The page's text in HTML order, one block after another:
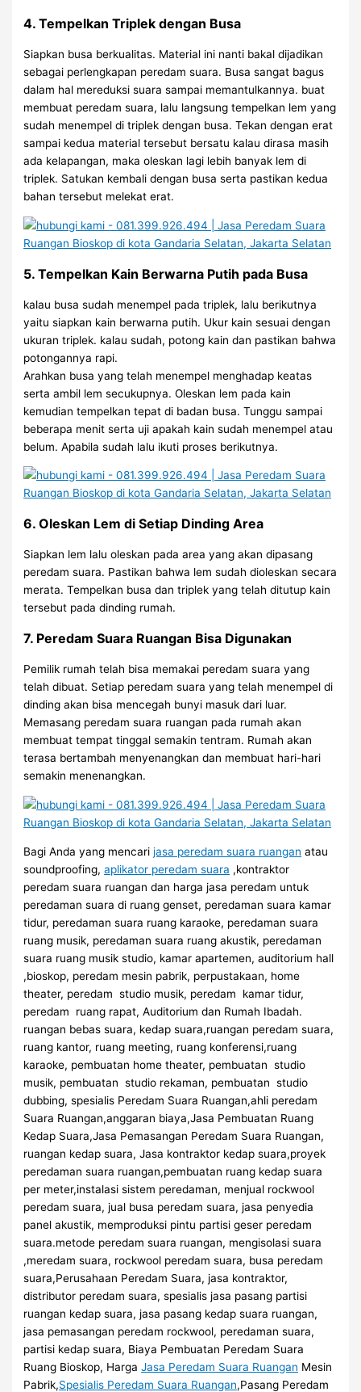
4. Tempelkan Triplek dengan Busa
Siapkan busa berkualitas. Material ini nanti bakal dijadikan
sebagai perlengkapan peredam suara. Busa sangat bagus
dalam hal mereduksi suara sampai memantulkannya. buat
membuat peredam suara, lalu langsung tempelkan lem yang
sudah menempel di triplek dengan busa. Tekan dengan erat
sampai kedua material tersebut bersatu kalau dirasa masih
ada kelapangan, maka oleskan lagi lebih banyak lem di
triplek. Satukan kembali dengan busa serta pastikan kedua
bahan tersebut melekat erat.
5. Tempelkan Kain Berwarna Putih pada Busa
kalau busa sudah menempel pada triplek, lalu berikutnya
yaitu siapkan kain berwarna putih. Ukur kain sesuai dengan
ukuran triplek. kalau sudah, potong kain dan pastikan bahwa
potongannya rapi.
Arahkan busa yang telah menempel menghadap keatas
serta ambil lem secukupnya. Oleskan lem pada kain
kemudian tempelkan tepat di badan busa. Tunggu sampai
beberapa menit serta uji apakah kain sudah menempel atau
belum. Apabila sudah lalu ikuti proses berikutnya.
6. Oleskan Lem di Setiap Dinding Area
Siapkan lem lalu oleskan pada area yang akan dipasang
peredam suara. Pastikan bahwa lem sudah dioleskan secara
merata. Tempelkan busa dan triplek yang telah ditutup kain
tersebut pada dinding rumah.
7. Peredam Suara Ruangan Bisa Digunakan
Pemilik rumah telah bisa memakai peredam suara yang
telah dibuat. Setiap peredam suara yang telah menempel di
dinding akan bisa mencegah bunyi masuk dari luar.
Memasang peredam suara ruangan pada rumah akan
membuat tempat tinggal semakin tentram. Rumah akan
terasa bertambah menyenangkan dan membuat hari-hari
semakin menenangkan.
Bagi Anda yang mencarijasa peredam suara ruangan atau
soundproofing,aplikator peredam suara ,kontraktor
peredam suara ruangan dan harga jasa peredam untuk
peredaman suara di ruang genset, peredaman suara kamar
tidur, peredaman suara ruang karaoke, peredaman suara
ruang musik, peredaman suara ruang akustik, peredaman
suara ruang musik studio, kamar apartemen, auditorium hall
,bioskop, peredam mesin pabrik, perpustakaan, home
theater, peredam studio musik, peredam kamar tidur,
peredam ruang rapat, Auditorium dan Rumah Ibadah.
ruangan bebas suara, kedap suara,ruangan peredam suara,
ruang kantor, ruang meeting, ruang konferensi,ruang
karaoke, pembuatan home theater, pembuatan studio
musik, pembuatan studio rekaman, pembuatan studio
dubbing, spesialis Peredam Suara Ruangan,ahli peredam
Suara Ruangan,anggaran biaya,Jasa Pembuatan Ruang
Kedap Suara,Jasa Pemasangan Peredam Suara Ruangan,
ruangan kedap suara, Jasa kontraktor kedap suara,proyek
peredaman suara ruangan,pembuatan ruang kedap suara
per meter,instalasi sistem peredaman, menjual rockwool
peredam suara, jual busa peredam suara, jasa penyedia
panel akustik, memproduksi pintu partisi geser peredam
suara.metode peredam suara ruangan, mengisolasi suara
,meredam suara, rockwool peredam suara, busa peredam
suara,Perusahaan Peredam Suara, jasa kontraktor,
distributor peredam suara, spesialis jasa pasang partisi
ruangan kedap suara, jasa pasang kedap suara ruangan,
jasa pemasangan peredam rockwool, peredaman suara,
partisi kedap suara, Biaya Pembuatan Peredam Suara
Ruang Bioskop, HargaJasa Peredam Suara Ruangan Mesin
Pabrik,Spesialis Peredam Suara Ruangan,Pasang Peredam